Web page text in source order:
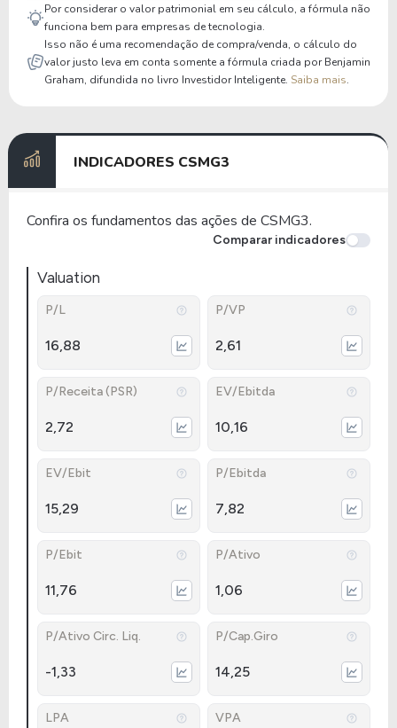
Por considerar o valor patrimonial em seu cálculo, a fórmula não
funciona bem para empresas de tecnologia.
Isso não é uma recomendação de compra/venda, o cálculo do
valor justo leva em conta somente a fórmula criada por Benjamin
Graham, difundida no livro Investidor Inteligente. Saiba mais.
INDICADORES CSMG3
Confira os fundamentos das ações de CSMG3.
Comparar indicadores
Valuation
P/L
16,88
P/VP
2,61
P/Receita (PSR)
2,72
EV/Ebitda
10,16
EV/Ebit
15,29
P/Ebitda
7,82
P/Ebit
11,76
P/Ativo
1,06
P/Ativo Circ. Liq.
-1,33
P/Cap.Giro
14,25
LPA VPA